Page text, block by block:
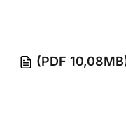
(PDF